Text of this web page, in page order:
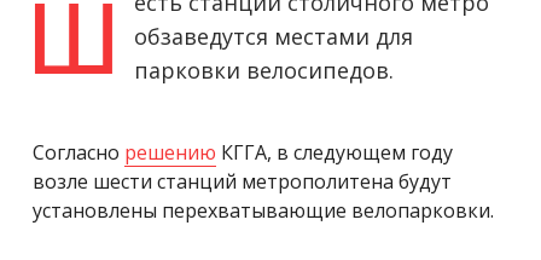
Ш
обзаведутся местами для
парковки велосипедов.
Согласно решению КГГА, в следующем году
возле шести станций метрополитена будут
установлены перехватывающие велопарковки.